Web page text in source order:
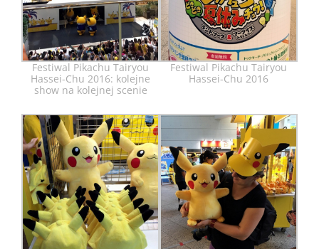
Festiwal Pikachu Tairyou
Hassei-Chu 2016: kolejne
show na kolejnej scenie
Festiwal Pikachu Tairyou
Hassei-Chu 2016